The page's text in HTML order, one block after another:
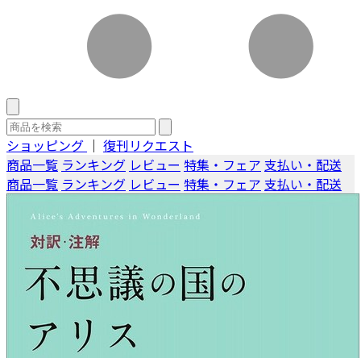
ショッピング ｜ 復刊リクエスト
商品一覧 ランキング レビュー 特集・フェア 支払い・配送
商品一覧 ランキング レビュー 特集・フェア 支払い・配送